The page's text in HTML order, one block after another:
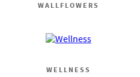
WALLFLOWERS
WELLNESS